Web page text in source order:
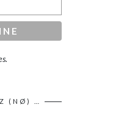
(NØ) …